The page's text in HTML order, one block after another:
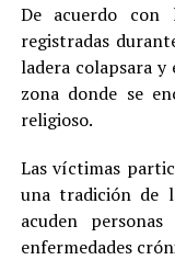
De acuerdo con
registradas
ladera colapsara y
zona donde se
religioso.
Las víctimas
una tradición de
acuden
enfermedades